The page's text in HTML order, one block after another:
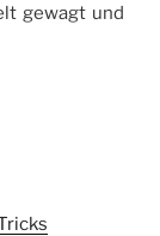
gewagt und